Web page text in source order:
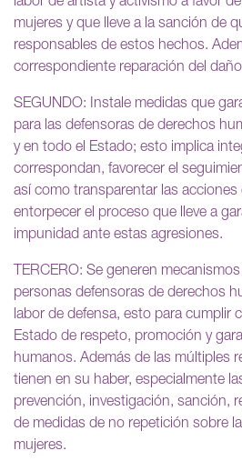
mujeres y que lleve a la sanción de
responsables de estos hechos.
correspondiente reparación del
SEGUNDO: Instale medidas que
para las defensoras de derechos
y en todo el Estado; esto implica
correspondan, favorecer el
así como transparentar las acciones
entorpecer el proceso que lleve a
impunidad ante estas agresiones.
TERCERO: Se generen
personas defensoras de derechos
labor de defensa, esto para cumplir
Estado de respeto, promoción y
humanos. Además de las múltiples
tienen en su haber, especialmente
prevención, investigación, sanción,
de medidas de no repetición sobre
mujeres.